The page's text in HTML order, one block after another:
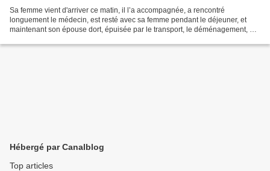
Sa femme vient d'arriver ce matin, il l’a accompagnée, a rencontré
longuement le médecin, est resté avec sa femme pendant le déjeuner, et
maintenant son épouse dort, épuisée par le transport, le déménagement, et
Hébergé par Canalblog
Top articles